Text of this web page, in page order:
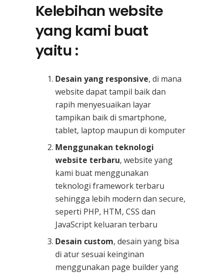
Kelebihan website
yang kami buat
yaitu :
Desain yang responsive, di mana
website dapat tampil baik dan
rapih menyesuaikan layar
tampikan baik di smartphone,
tablet, laptop maupun di komputer
Menggunakan teknologi
website terbaru, website yang
kami buat menggunakan
teknologi framework terbaru
sehingga lebih modern dan secure,
seperti PHP, HTM, CSS dan
JavaScript keluaran terbaru
Desain custom, desain yang bisa
di atur sesuai keinginan
menggunakan page builder yang